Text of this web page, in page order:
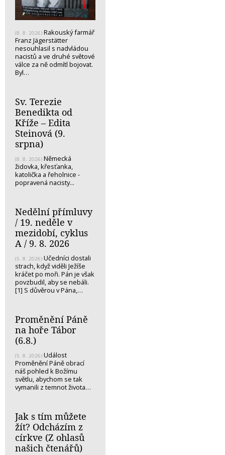
(8. 8. 2026) Rakouský farmář
Franz Jägerstätter
nesouhlasil s nadvládou
nacistů a ve druhé světové
válce za ně odmítl bojovat.
Byl…
Sv. Terezie
Benedikta od
Kříže – Edita
Steinová (9.
srpna)
(8. 8. 2026) Německá
židovka, křesťanka,
katolička a řeholnice -
popravená nacisty...
Nedělní přímluvy
/ 19. neděle v
mezidobí, cyklus
A / 9. 8. 2026
(5. 8. 2026) Učedníci dostali
strach, když viděli Ježíše
kráčet po moři. Pán je však
povzbudil, aby se nebáli.
[1] S důvěrou v Pána,…
Proměnění Páně
na hoře Tábor
(6.8.)
(5. 8. 2026) Událost
Proměnění Páně obrací
náš pohled k Božímu
světlu, abychom se tak
vymanili z temnot života…
Jak s tím můžete
žít? Odcházím z
církve (Z ohlasů
našich čtenářů)